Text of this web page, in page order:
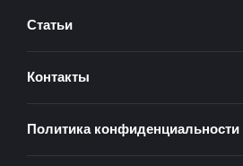
Статьи
Контакты
Политика конфиденциальности